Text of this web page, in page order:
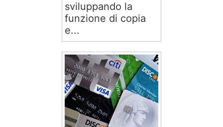
sviluppando la
funzione di copia
e...